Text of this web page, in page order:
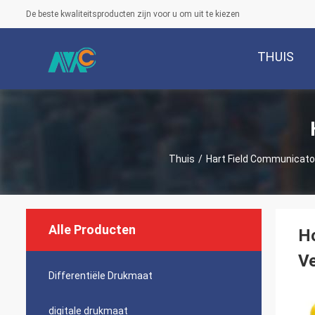
De beste kwaliteitsproducten zijn voor u om uit te kiezen
THUIS
Thuis / Hart Field
Alle Producten
Differentiële Drukmaat
digitale drukmaat